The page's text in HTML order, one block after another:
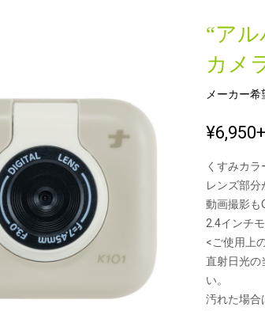
一覧
“ア
カメ
メーカー
¥6,950
くすみカ
レンズ部
動画撮影も
2.4インチ
<ご使用上
直射日光の
い。
汚れた場合